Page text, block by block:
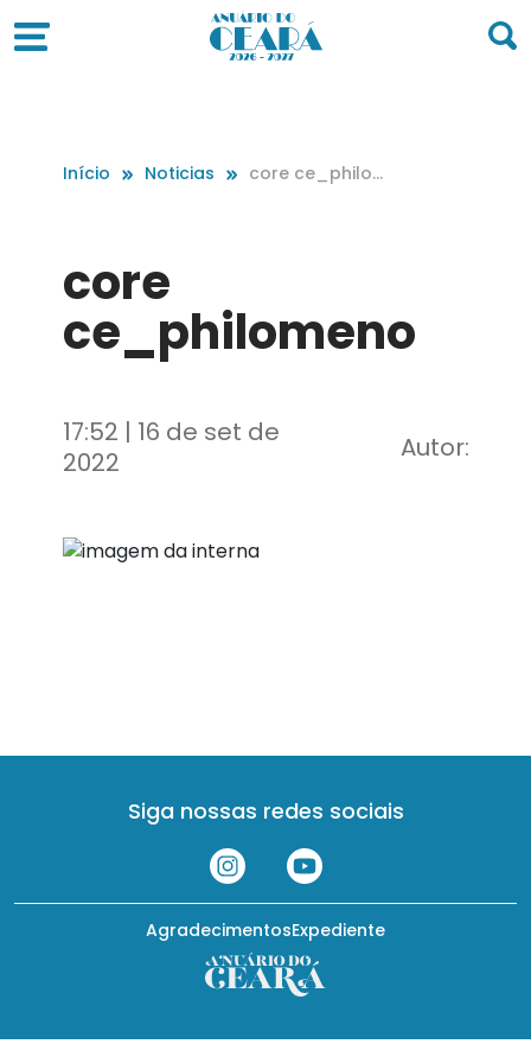
Início Noticias
core ce_philo
core
ce_philomeno
17:52 | 16 de set de
2022
Autor:
Siga nossas redes sociais
Expediente
Agradecimentos